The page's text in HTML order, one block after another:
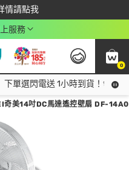
情請點我
回饋$350
服務
0
下單選閃電送 1小時到貨！領神
奇美14吋DC馬達遙控壁扇 DF-